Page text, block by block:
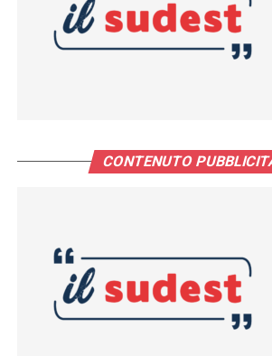
CONTENUTO